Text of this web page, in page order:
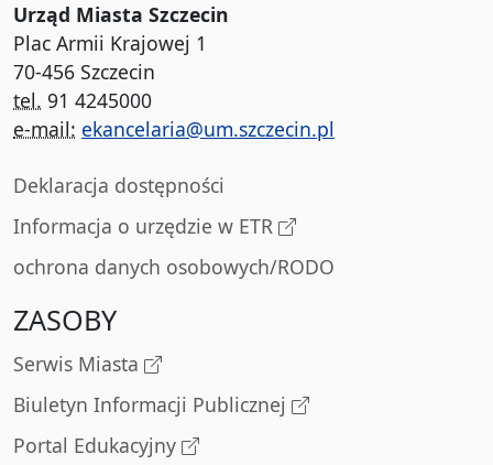
Urząd Miasta Szczecin
Plac Armii Krajowej 1
70-456 Szczecin
tel. 91 4245000
e-mail: ekancelaria@um.szczecin.pl
Deklaracja dostępności
Informacja o urzędzie w ETR
ochrona danych osobowych/RODO
ZASOBY
Serwis Miasta
Biuletyn Informacji Publicznej
Portal Edukacyjny